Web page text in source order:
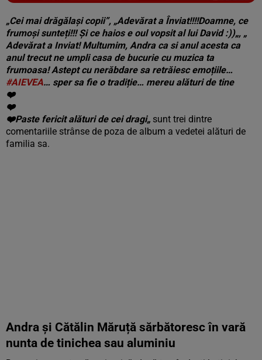
Vezi galeria foto
4 poze
„Cei mai drăgălași copii”, „Adevărat a Înviat!!!!Doamne, ce
frumoși sunteți!!! Și ce haios e oul vopsit al lui David :))„, „
Adevărat a Inviat! Multumim, Andra ca si anul acesta ca
anul trecut ne umpli casa de bucurie cu muzica ta
frumoasa! Astept cu nerăbdare sa retrăiesc emoțiile…
#AIEVEA… sper sa fie o tradiție… mereu alături de tine
❤️
❤️
❤️Paste fericit alături de cei dragi„ sunt trei dintre
comentariile strânse de poza de album a vedetei alături de
familia sa.
Andra și Cătălin Măruță sărbătoresc în vară
nunta de tinichea sau aluminiu